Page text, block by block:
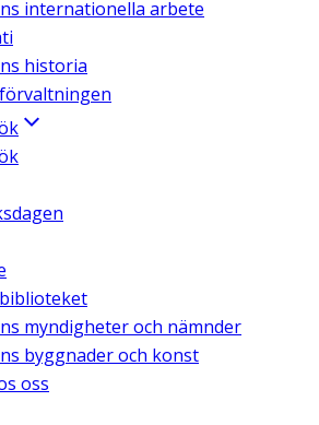
internationella arbete
historia
myndigheter och nämnder
byggnader och konst
oss